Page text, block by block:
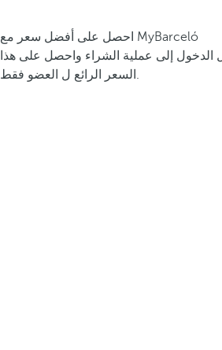
احصل على أفضل سعر مع MyBarceló
الدخول إلى عملية الشراء واحصل على هذا
السعر الرائع ل العضو فقط.